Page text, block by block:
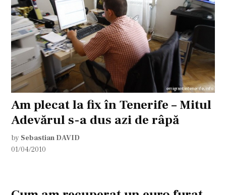
Am plecat la fix în Tenerife – Mitul
Adevărul s-a dus azi de râpă
by Sebastian DAVID
01/04/2010